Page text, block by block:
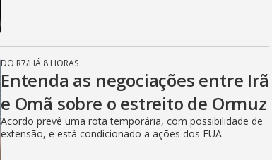
DO R7/HÁ 8 HORAS
Entenda as negociações entre Irã
e Omã sobre o estreito de Ormuz
Acordo prevê uma rota temporária, com possibilidade de
extensão, e está condicionado a ações dos EUA